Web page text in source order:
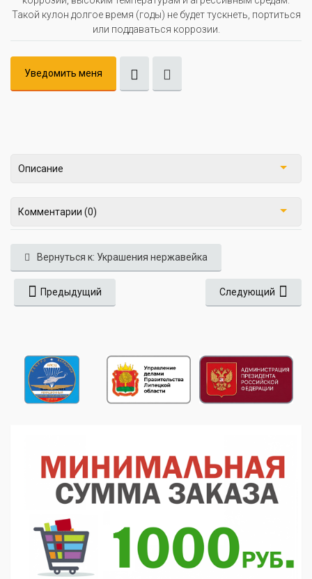
Такой кулон долгое время (годы) не будет тускнеть, портиться
или поддаваться коррозии.
Уведомить меня
Описание
Комментарии (0)
Вернуться к: Украшения нержавейка
Предыдущий Следующий